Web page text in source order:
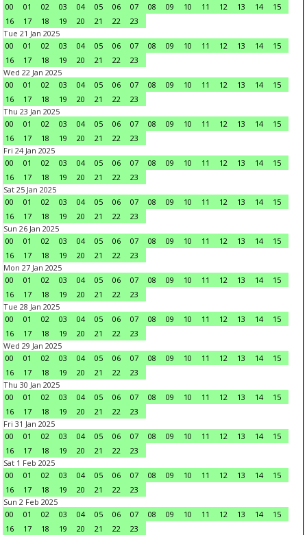
00
01 02 03 04 05 06 07 08 09 10 11 12 13 14
15
16
17 18 19 20 21 22
23
Tue 21 Jan 2025
00
01 02 03 04 05 06 07 08 09 10 11 12 13 14
15
16
17 18 19 20 21 22
23
Wed 22 Jan 2025
00
01 02 03 04 05 06 07 08 09 10 11 12 13 14
15
16
17 18 19 20 21 22
23
Thu 23 Jan 2025
00
01 02 03 04 05 06 07 08 09 10 11 12 13 14
15
16
17 18 19 20 21 22
23
Fri 24 Jan 2025
00
01 02 03 04 05 06 07 08 09 10 11 12 13 14
15
16
17 18 19 20 21 22
23
Sat 25 Jan 2025
00
01 02 03 04 05 06 07 08 09 10 11 12 13 14
15
16
17 18 19 20 21 22
23
Sun 26 Jan 2025
00
01 02 03 04 05 06 07 08 09 10 11 12 13 14
15
16
17 18 19 20 21 22
23
Mon 27 Jan 2025
00
01 02 03 04 05 06 07 08 09 10 11 12 13 14
15
16
17 18 19 20 21 22
23
Tue 28 Jan 2025
00
01 02 03 04 05 06 07 08 09 10 11 12 13 14
15
16
17 18 19 20 21 22
23
Wed 29 Jan 2025
00
01 02 03 04 05 06 07 08 09 10 11 12 13 14
15
16
17 18 19 20 21 22
23
Thu 30 Jan 2025
00
01 02 03 04 05 06 07 08 09 10 11 12 13 14
15
16
17 18 19 20 21 22
23
Fri 31 Jan 2025
00
01 02 03 04 05 06 07 08 09 10 11 12 13 14
15
16
17 18 19 20 21 22
23
Sat 1 Feb 2025
00
01 02 03 04 05 06 07 08 09 10 11 12 13 14
15
16
17 18 19 20 21 22
23
Sun 2 Feb 2025
00
01 02 03 04 05 06 07 08 09 10 11 12 13 14
15
16
17 18 19 20 21 22
23